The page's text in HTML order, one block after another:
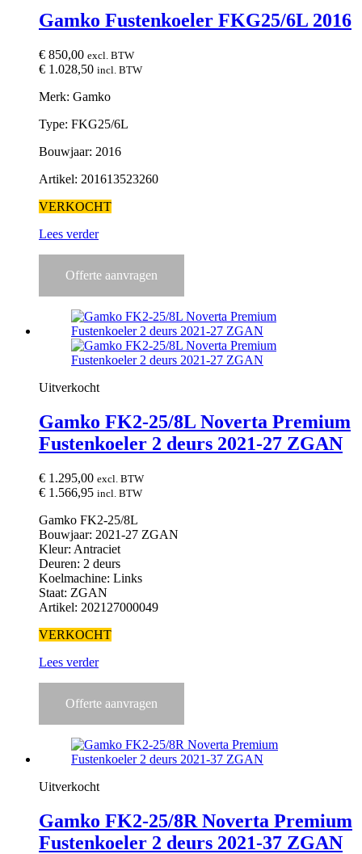
Gamko Fustenkoeler FKG25/6L 2016
€ 850,00 excl. BTW
€ 1.028,50 incl. BTW
Merk: Gamko
Type: FKG25/6L
Bouwjaar: 2016
Artikel: 201613523260
VERKOCHT
Lees verder
Offerte aanvragen
Uitverkocht
Gamko FK2-25/8L Noverta Premium
Fustenkoeler 2 deurs 2021-27 ZGAN
€ 1.295,00 excl. BTW
€ 1.566,95 incl. BTW
Gamko FK2-25/8L
Bouwjaar: 2021-27 ZGAN
Kleur: Antraciet
Deuren: 2 deurs
Koelmachine: Links
Staat: ZGAN
Artikel: 202127000049
VERKOCHT
Lees verder
Offerte aanvragen
Uitverkocht
Gamko FK2-25/8R Noverta Premium
Fustenkoeler 2 deurs 2021-37 ZGAN